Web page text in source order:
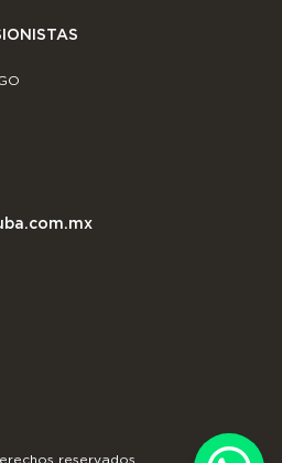
reservados.